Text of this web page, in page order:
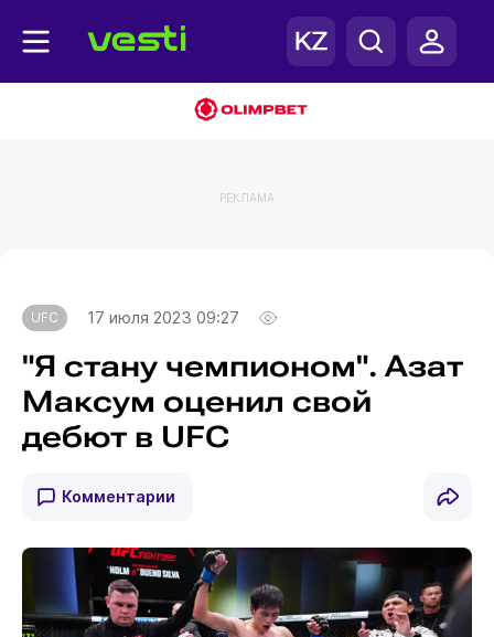
РЕКЛАМА
UFC 17 июля 2023 09:27
"Я стану чемпионом". Азат
Максум оценил свой
дебют в UFC
Комментарии